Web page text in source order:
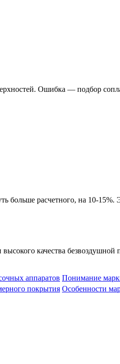
Ошибка — подбор
больше расчетного, на 10-15%.
качества безвоздушной
аппаратов Понимание
покрытия Особенности